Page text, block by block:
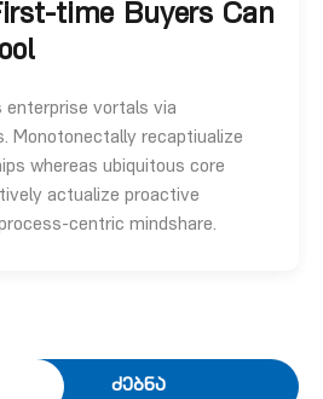
time Buyers Can
enterprise vortals via
Monotonectally recaptiualize
whereas ubiquitous core
actualize proactive
centric mindshare.
ძებნა